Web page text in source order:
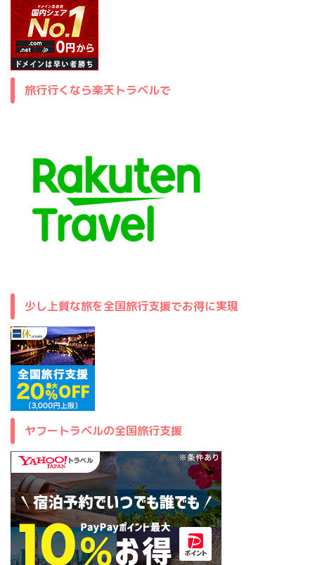
旅行行くなら楽天トラベルで
少し上質な旅を全国旅行支援でお得に実現
ヤフートラベルの全国旅行支援